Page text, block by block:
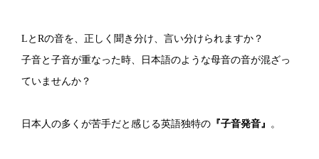
LとRの音を、正しく聞き分け、言い分けられますか？
子音と子音が重なった時、日本語のような母音の音が混ざっ
ていませんか？
日本人の多くが苦手だと感じる英語独特の 『子音発音』 。